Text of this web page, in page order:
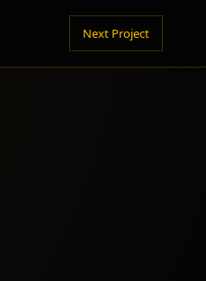
Next Project